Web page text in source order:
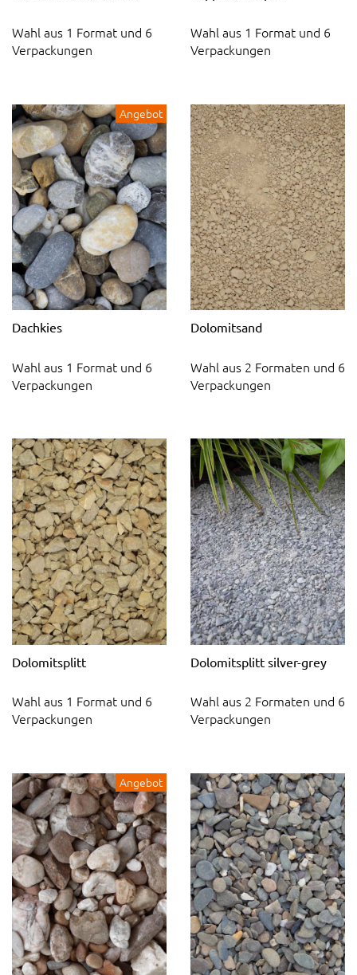
Wahl aus 1 Format und 6
Verpackungen
Wahl aus 1 Format und 6
Verpackungen
Angebot
Dachkies
Wahl aus 1 Format und 6
Verpackungen
Dolomitsand
Wahl aus 2 Formaten und 6
Verpackungen
Dolomitsplitt
Wahl aus 1 Format und 6
Verpackungen
Dolomitsplitt silver-grey
Wahl aus 2 Formaten und 6
Verpackungen
Angebot